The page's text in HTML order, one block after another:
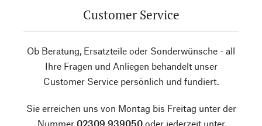
Customer Service
Ob Beratung, Ersatzteile oder Sonderwünsche - all
Ihre Fragen und Anliegen behandelt unser
Customer Service persönlich und fundiert.
Sie erreichen uns von Montag bis Freitag unter der
Nummer 02309 939050oder jederzeit unter